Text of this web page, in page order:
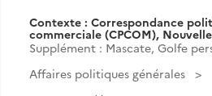
Contexte : Correspondance
commerciale (CPCOM),
Supplément : Mascate, Golfe
Affaires politiques générales